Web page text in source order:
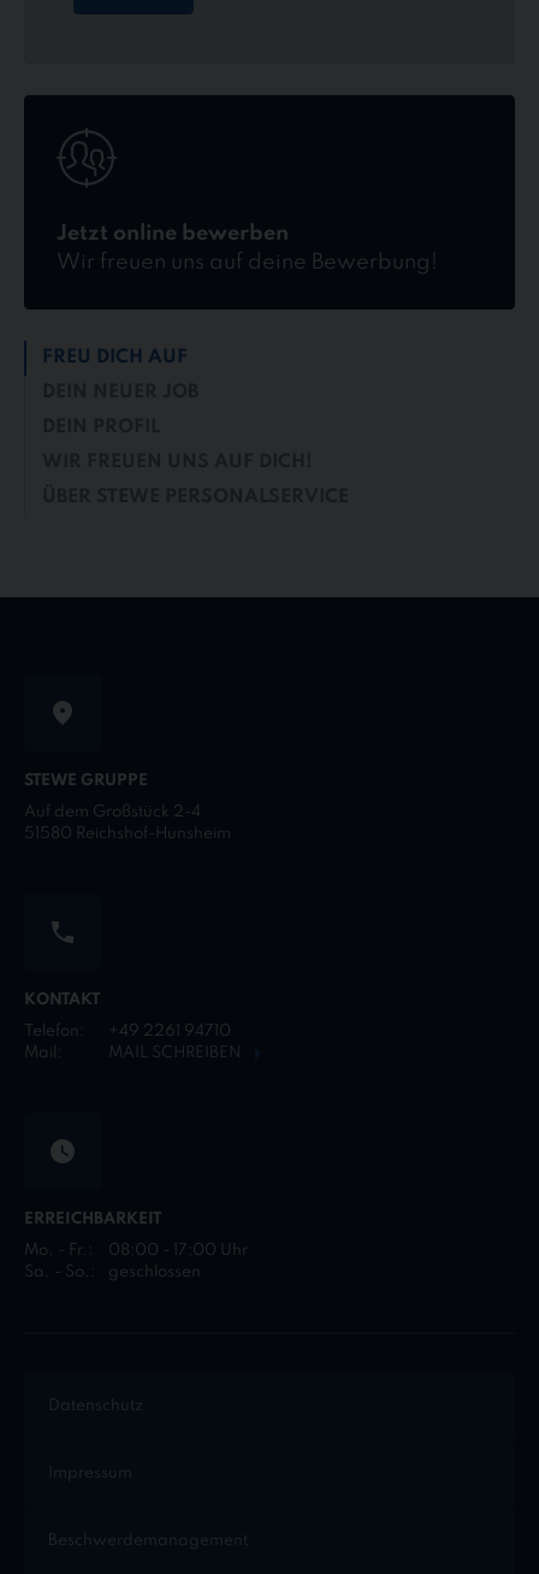
Jetzt online bewerben
Wir freuen uns auf deine Bewerbung!
online
bewerben
FREU DICH AUF
STEWE GRUPPE
Auf dem Großstück 2-4
51580 Reichshof-Hunsheim
KONTAKT
Telefon:
+49 2261 94710
Mail:
MAIL SCHREIBEN
ERREICHBARKEIT
Mo. - Fr.:
08:00 - 17:00 Uhr
Sa. - So.:
geschlossen
Datenschutz
Impressum
Beschwerdemanagement